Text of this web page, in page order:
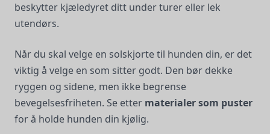
beskytter kjæledyret ditt under turer eller lek
utendørs.
Når du skal velge en solskjorte til hunden din, er det
viktig å velge en som sitter godt. Den bør dekke
ryggen og sidene, men ikke begrense
bevegelsesfriheten. Se etter materialer som puster
for å holde hunden din kjølig.